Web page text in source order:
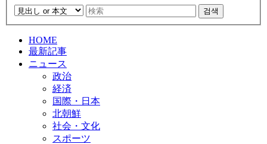
검색
HOME
最新記事
ニュース
政治
経済
国際・日本
北朝鮮
社会・文化
スポーツ